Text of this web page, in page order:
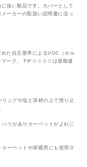
強い製品です。カバーとして
ーカーの取扱い説明書に従っ
た自主基準によるVOC（ホル
マーク。 FIF☆☆☆☆は放散速
リングや塩ビ床材の上で滑り止
ハリがありカーペットがよれに
カーペットや床暖房にも使用Ｏ